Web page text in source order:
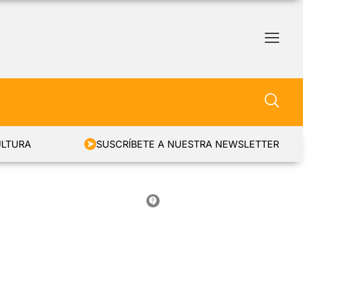
SUSCRÍBETE A NUESTRA NEWSLETTER